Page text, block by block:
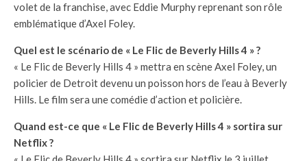
volet de la franchise, avec Eddie Murphy reprenant son rôle
emblématique d’Axel Foley.
Quel est le scénario de « Le Flic de Beverly Hills 4 » ?
« Le Flic de Beverly Hills 4 » mettra en scène Axel Foley, un
policier de Detroit devenu un poisson hors de l’eau à Beverly
Hills. Le film sera une comédie d’action et policière.
Quand est-ce que « Le Flic de Beverly Hills 4 » sortira sur
Netflix ?